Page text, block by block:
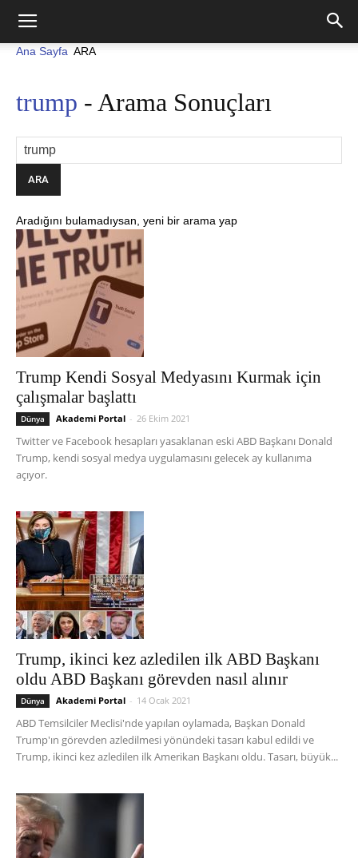
Ana Sayfa ARA
trump - Arama Sonuçları
Aradığını bulamadıysan, yeni bir arama yap
Trump Kendi Sosyal Medyasını Kurmak için
çalışmalar başlattı
Dünya Akademi Portal - 26 Ekim 2021
Twitter ve Facebook hesapları yasaklanan eski ABD Başkanı Donald
Trump, kendi sosyal medya uygulamasını gelecek ay kullanıma
açıyor.
Trump, ikinci kez azledilen ilk ABD Başkanı
oldu ABD Başkanı görevden nasıl alınır
Dünya Akademi Portal - 14 Ocak 2021
ABD Temsilciler Meclisi'nde yapılan oylamada, Başkan Donald
Trump'ın görevden azledilmesi yönündeki tasarı kabul edildi ve
Trump, ikinci kez azledilen ilk Amerikan Başkanı oldu. Tasarı, büyük...